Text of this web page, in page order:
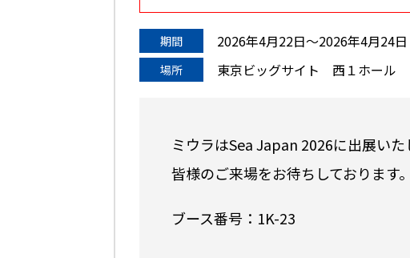
期間 2026年4月22日〜2026年4月24日
場所 東京ビッグサイト 西１ホール
ミウラはSea Japan 2026に出展いた
皆様のご来場をお待ちしております。
ブース番号：1K-23